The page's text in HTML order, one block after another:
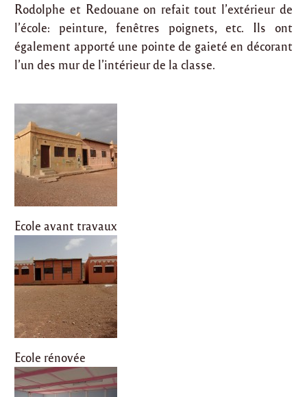
Rodolphe et Redouane on refait tout l’extérieur de
l’école: peinture, fenêtres poignets, etc. Ils ont
également apporté une pointe de gaieté en décorant
l’un des mur de l’intérieur de la classe.
Ecole avant travaux
Ecole rénovée